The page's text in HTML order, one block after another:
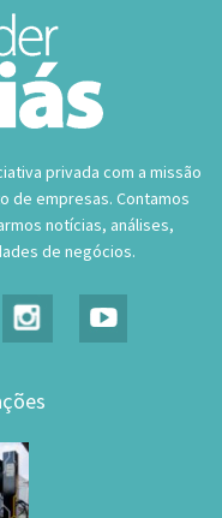
privada com a missão
de empresas. Contamos
notícias, análises,
de negócios.